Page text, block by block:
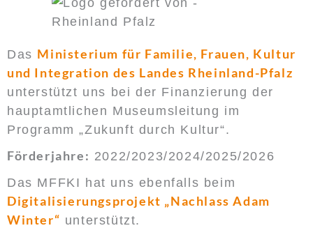
Das Ministerium für Familie, Frauen, Kultur
und Integration des Landes Rheinland-Pfalz
unterstützt uns bei der Finanzierung der
hauptamtlichen Museumsleitung im
Programm „Zukunft durch Kultur“.
Förderjahre: 2022/2023/2024/2025/2026
Das MFFKI hat uns ebenfalls beim
Digitalisierungsprojekt „Nachlass Adam
Winter“ unterstützt.